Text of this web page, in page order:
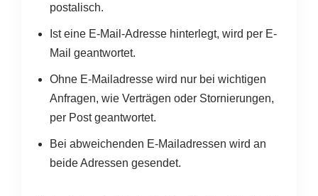
postalisch.
Ist eine E-Mail-Adresse hinterlegt, wird per E-
Mail geantwortet.
Ohne E-Mailadresse wird nur bei wichtigen
Anfragen, wie Verträgen oder Stornierungen,
per Post geantwortet.
Bei abweichenden E-Mailadressen wird an
beide Adressen gesendet.